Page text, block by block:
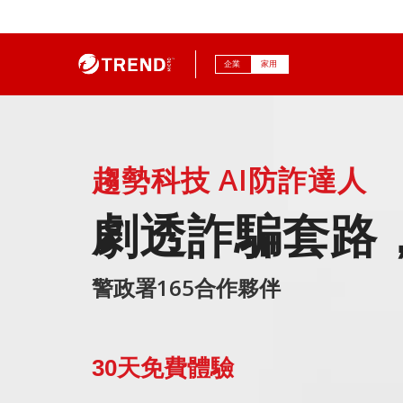
企業 家用
趨勢科技 AI防詐達人
劇透詐騙套路
警政署165合作夥伴
30天免費體驗